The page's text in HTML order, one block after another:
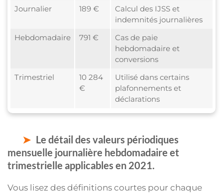
Journalier
189 €
Calcul des IJSS et
indemnités journalières
Hebdomadaire
791 €
Cas de paie
hebdomadaire et
conversions
Trimestriel
10 284
€
Utilisé dans certains
plafonnements et
déclarations
Le détail des valeurs périodiques
mensuelle journalière hebdomadaire et
trimestrielle applicables en 2021.
Vous lisez des définitions courtes pour chaque